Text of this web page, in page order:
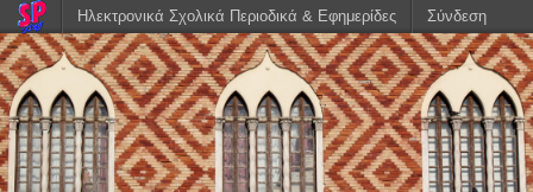
Ηλεκτρονικά Σχολικά Περιοδικά & Εφημερίδες Σύνδεση